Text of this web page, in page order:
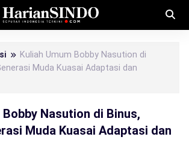
Kuliah Umum Bobby Nasution di
Muda Kuasai Adaptasi dan
Bobby Nasution di Binus,
Muda Kuasai Adaptasi dan